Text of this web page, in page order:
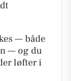
— både
— og du
løfter i